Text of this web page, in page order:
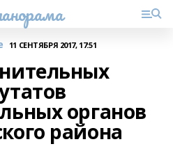
11 СЕНТЯБРЯ 2017, 17:51
органов
района